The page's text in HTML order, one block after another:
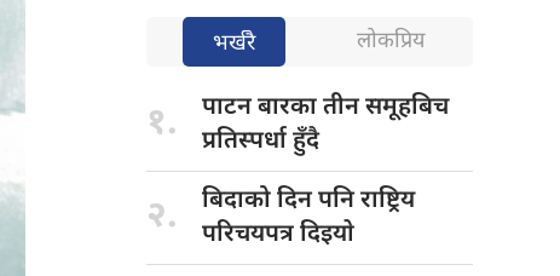
भर्खरै लोकप्रिय
१. पाटन बारकातीन समूहबिच
प्रतिस्पर्धा हुँदै
२. बिदाको दिनपनि राष्ट्रिय
परिचयपत्र दिइयाे